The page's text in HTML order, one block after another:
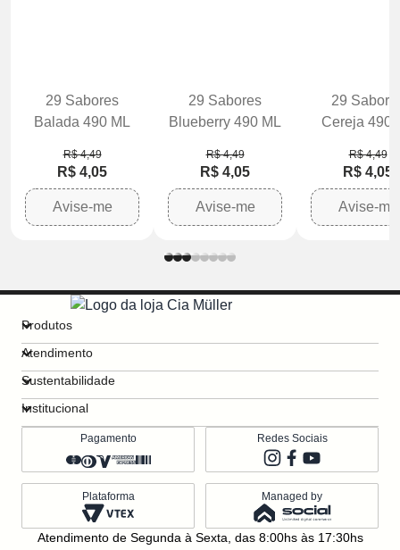
29 Sabores
Balada 490 ML
R$ 4,49
R$ 4,05
Avise-me
29 Sabores
Blueberry 490 ML
R$ 4,49
R$ 4,05
Avise-me
29
Cereja 490
R$ 4,49
R$ 4,05
Avise-me
Produtos
Atendimento
Sustentabilidade
Institucional
Pagamento Redes Sociais
Plataforma Managed by
Atendimento de Segunda à Sexta, das 8:00hs às 17:30hs